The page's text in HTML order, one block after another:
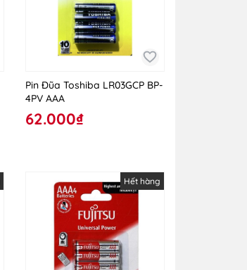
Pin Đũa Toshiba LR03GCP BP-
4PV AAA
62.000₫
Hết hàng